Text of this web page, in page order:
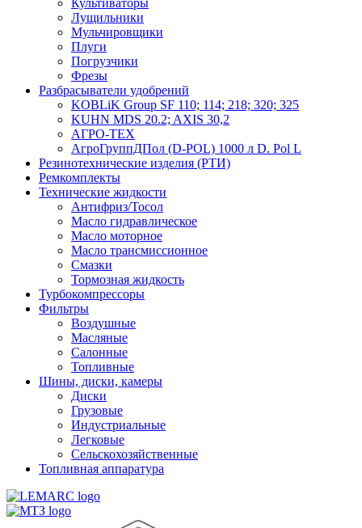
Культиваторы
Лущильники
Мульчировщики
Плуги
Погрузчики
Фрезы
Разбрасыватели удобрений
KOBLiK Group SF 110; 114; 218; 320; 325
KUHN MDS 20.2; AXIS 30,2
АГРО-ТЕХ
АгроГруппДПол (D-POL) 1000 л D. Pol L
Резинотехнические изделия (РТИ)
Ремкомплекты
Технические жидкости
Антифриз/Тосол
Масло гидравлическое
Масло моторное
Масло трансмиссионное
Смазки
Тормозная жидкость
Турбокомпрессоры
Фильтры
Воздушные
Масляные
Салонные
Топливные
Шины, диски, камеры
Диски
Грузовые
Индустриальные
Легковые
Сельскохозяйственные
Топливная аппаратура